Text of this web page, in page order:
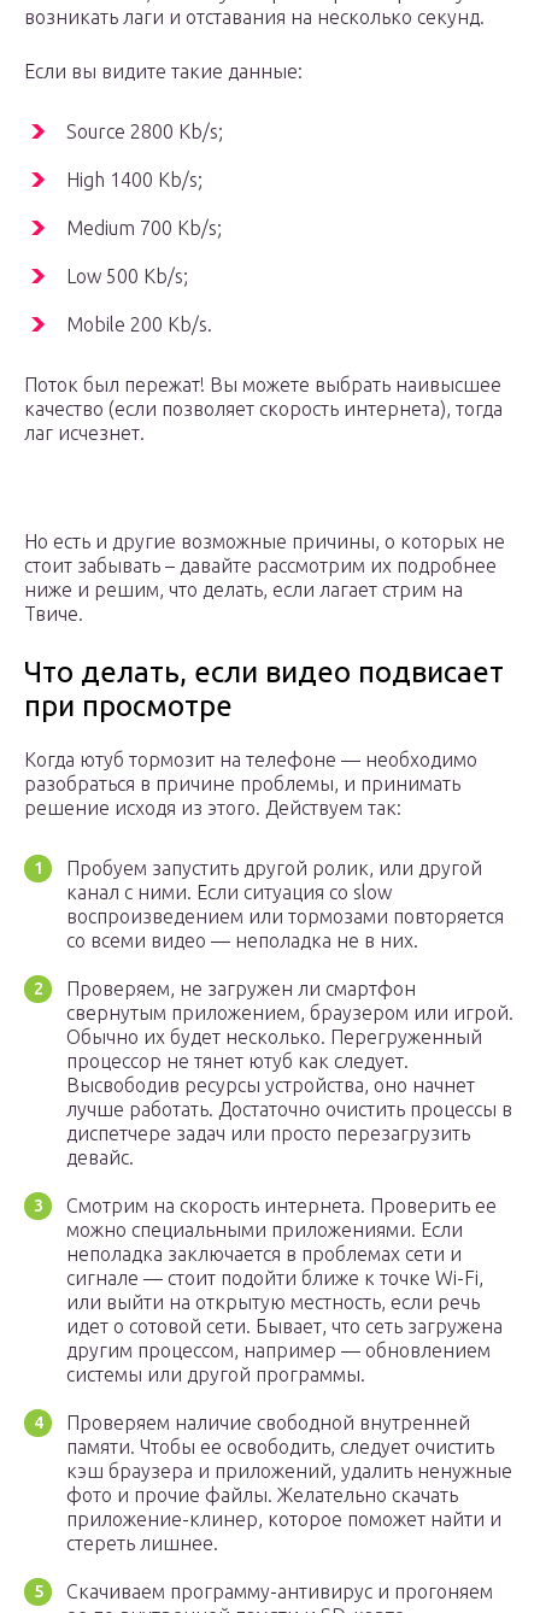
возникать лаги и отставания на несколько секунд.
Если вы видите такие данные:
Source 2800 Kb/s;
High 1400 Kb/s;
Medium 700 Kb/s;
Low 500 Kb/s;
Mobile 200 Kb/s.
Поток был пережат! Вы можете выбрать наивысшее
качество (если позволяет скорость интернета), тогда
лаг исчезнет.
Но есть и другие возможные причины, о которых не
стоит забывать – давайте рассмотрим их подробнее
ниже и решим, что делать, если лагает стрим на
Твиче.
Что делать, если видео подвисает
при просмотре
Когда ютуб тормозит на телефоне — необходимо
разобраться в причине проблемы, и принимать
решение исходя из этого. Действуем так:
Пробуем запустить другой ролик, или другой
канал с ними. Если ситуация со slow
воспроизведением или тормозами повторяется
со всеми видео — неполадка не в них.
Проверяем, не загружен ли смартфон
свернутым приложением, браузером или игрой.
Обычно их будет несколько. Перегруженный
процессор не тянет ютуб как следует.
Высвободив ресурсы устройства, оно начнет
лучше работать. Достаточно очистить процессы в
диспетчере задач или просто перезагрузить
девайс.
Смотрим на скорость интернета. Проверить ее
можно специальными приложениями. Если
неполадка заключается в проблемах сети и
сигнале — стоит подойти ближе к точке Wi-Fi,
или выйти на открытую местность, если речь
идет о сотовой сети. Бывает, что сеть загружена
другим процессом, например — обновлением
системы или другой программы.
Проверяем наличие свободной внутренней
памяти. Чтобы ее освободить, следует очистить
кэш браузера и приложений, удалить ненужные
фото и прочие файлы. Желательно скачать
приложение-клинер, которое поможет найти и
стереть лишнее.
Скачиваем программу-антивирус и прогоняем